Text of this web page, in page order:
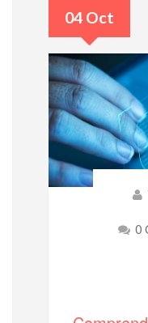
04 Oct
0